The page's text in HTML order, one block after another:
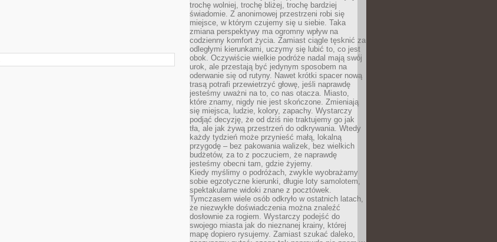
trochę wolniej, trochę bliżej, trochę bardziej
świadomie. Z anonimowej przestrzeni robi się
miejsce, w którym czujemy się u siebie. Taka
zmiana perspektywy ma ogromny wpływ na
codzienny komfort życia. Zamiast ciągle tęsknić za
odległymi kierunkami, uczymy się lubić to, co jest
obok. Oczywiście wielkie podróże nadal mają swój
urok, ale przestają być jedynym sposobem na
oderwanie się od rutyny. Nawet krótki spacer nową
trasą potrafi przewietrzyć głowę, jeśli naprawdę
jesteśmy uważni na to, co nas otacza. Miasto,
które znamy, nigdy nie jest skończone. Zmieniają
się miejsca, ludzie, kolory, zapachy. Wystarczy
podjąć decyzję, że od dziś nie traktujemy go jak
tła, ale jak żywą przestrzeń do odkrywania. Wtedy
każdy tydzień może przynieść małą, lokalną
przygodę – bez pakowania walizek, bez wielkich
budżetów, za to z poczuciem, że naprawdę
jesteśmy obecni tam, gdzie żyjemy.
Kiedy myślimy o podróżach, zwykle wyobrażamy
sobie egzotyczne kierunki, długie loty samolotem,
spektakularne widoki znane z pocztówek.
Tymczasem wiele osób odkryło w ostatnich latach,
że niezwykłe doświadczenia można znaleźć
dosłownie za rogiem. Wystarczy podejść do
swojego miasta jak do nieznanej krainy, której
mapę dopiero rysujemy. Zamiast szukać daleko,